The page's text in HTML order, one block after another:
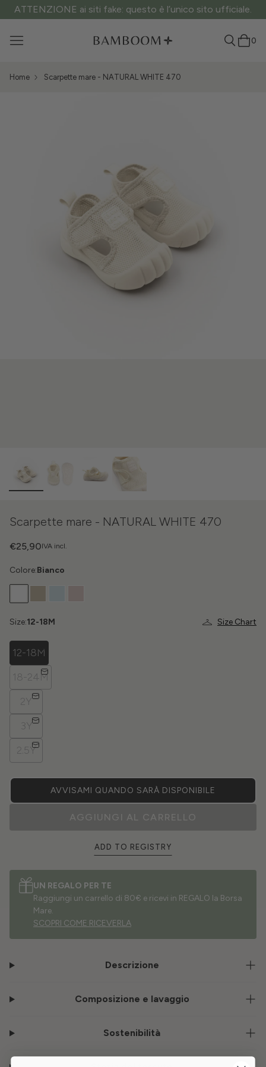
ATTENZIONE ai siti fake: questo è l’unico sito ufficiale.
0
Home Scarpette mare - NATURAL WHITE 470
Scarpette mare - NATURAL WHITE 470
IVA incl.
€25,90
Colore:Bianco
Size Chart
Size:12-18M
12-18M
18-24M
2Y
3Y
2.5Y
AVVISAMI QUANDO SARÀ DISPONIBILE
AGGIUNGI AL CARRELLO
ADD TO REGISTRY
UN REGALO PER TE
Raggiungi un carrello di 80€ e ricevi in REGALO la Borsa
Mare.
SCOPRI COME RICEVERLA
Descrizione
Composizione e lavaggio
Sostenibilità